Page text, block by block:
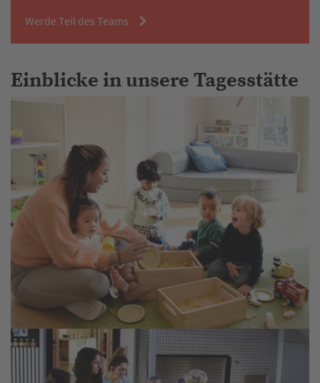
Werde Teil des Teams
Einblicke in unsere Tagesstätte